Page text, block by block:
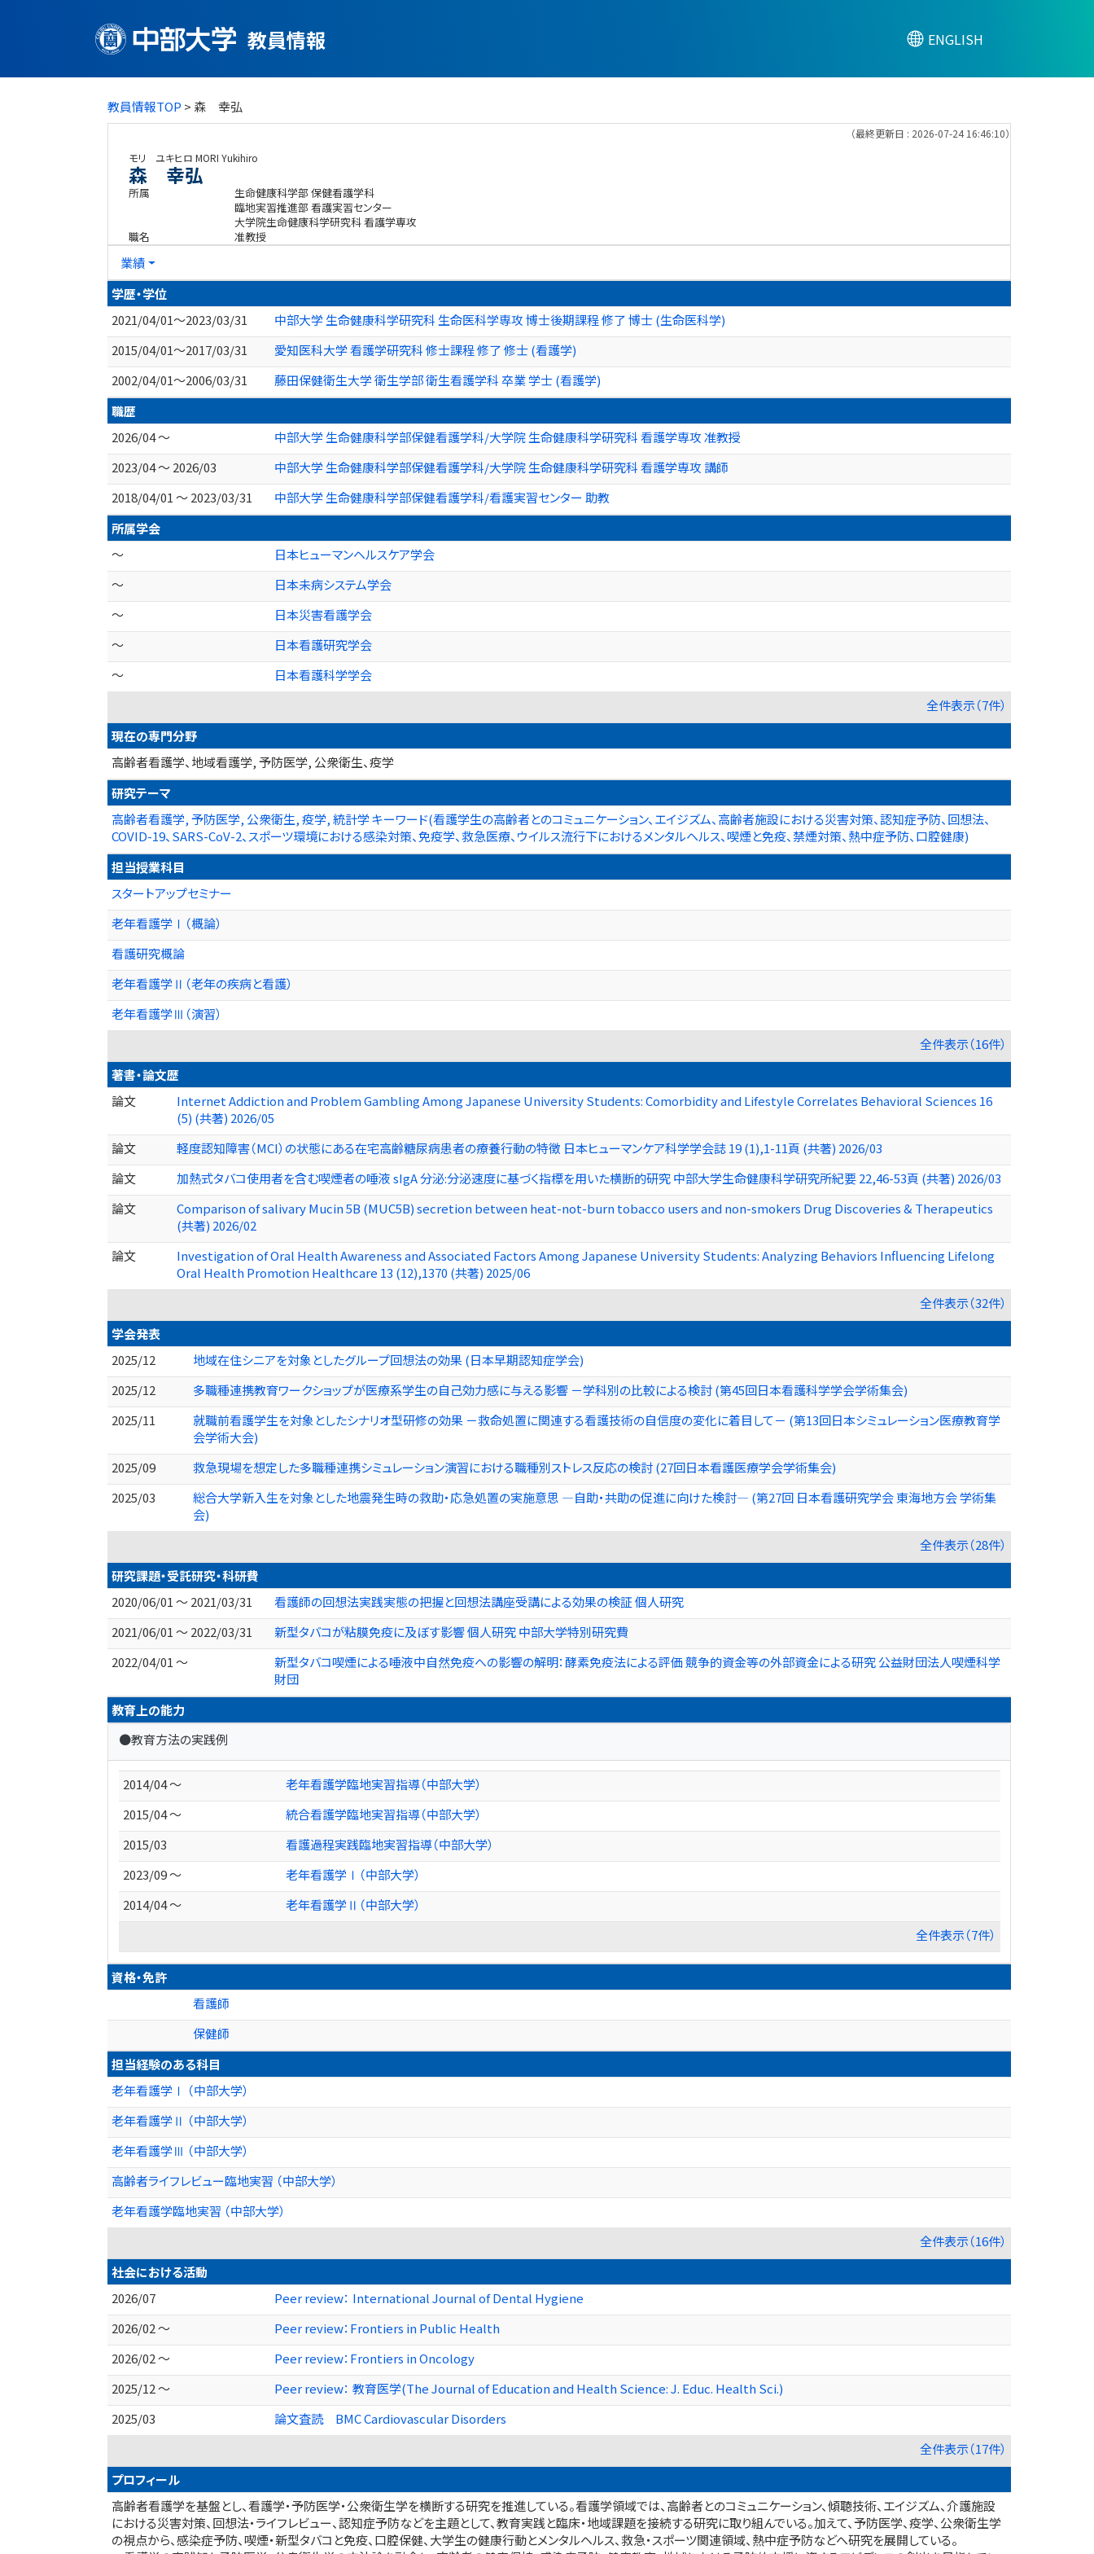
教員情報 ENGLISH
教員情報TOP > 森 幸弘
（最終更新日 : 2026-07-24 16:46:10）
モリ ユキヒロ MORI Yukihiro
森 幸弘
所属
生命健康科学部 保健看護学科
臨地実習推進部 看護実習センター
大学院生命健康科学研究科 看護学専攻
職名
准教授
業績
学歴・学位
2021/04/01～2023/03/31
中部大学 生命健康科学研究科 生命医科学専攻 博士後期課程 修了 博士 (生命医科学)
2015/04/01～2017/03/31
愛知医科大学 看護学研究科 修士課程 修了 修士 (看護学)
2002/04/01～2006/03/31
藤田保健衛生大学 衛生学部 衛生看護学科 卒業 学士 (看護学)
職歴
2026/04 ～
中部大学 生命健康科学部保健看護学科/大学院 生命健康科学研究科 看護学専攻 准教授
2023/04 ～ 2026/03
中部大学 生命健康科学部保健看護学科/大学院 生命健康科学研究科 看護学専攻 講師
2018/04/01 ～ 2023/03/31
中部大学 生命健康科学部保健看護学科/看護実習センター 助教
所属学会
～
日本ヒューマンヘルスケア学会
～
日本未病システム学会
～
日本災害看護学会
～
日本看護研究学会
～
日本看護科学学会
全件表示（7件）
現在の専門分野
高齢者看護学、地域看護学, 予防医学, 公衆衛生、疫学
研究テーマ
高齢者看護学, 予防医学, 公衆衛生, 疫学, 統計学 キーワード(看護学生の高齢者とのコミュニケーション、エイジズム、高齢者施設における災害対策、認知症予防、回想法、
COVID-19、SARS-CoV-2、スポーツ環境における感染対策、免疫学、救急医療、ウイルス流行下におけるメンタルヘルス、喫煙と免疫、禁煙対策、熱中症予防、口腔健康)
担当授業科目
スタートアップセミナー
老年看護学Ⅰ（概論）
看護研究概論
老年看護学Ⅱ（老年の疾病と看護）
老年看護学Ⅲ（演習）
全件表示（16件）
著書・論文歴
論文
Internet Addiction and Problem Gambling Among Japanese University Students: Comorbidity and Lifestyle Correlates Behavioral Sciences 16
(5) (共著) 2026/05
論文
軽度認知障害（MCI）の状態にある在宅高齢糖尿病患者の療養行動の特徴 日本ヒューマンケア科学学会誌 19 (1),1-11頁 (共著) 2026/03
論文
加熱式タバコ使用者を含む喫煙者の唾液 sIgA 分泌:分泌速度に基づく指標を用いた横断的研究 中部大学生命健康科学研究所紀要 22,46-53頁 (共著) 2026/03
論文
Comparison of salivary Mucin 5B (MUC5B) secretion between heat-not-burn tobacco users and non-smokers Drug Discoveries & Therapeutics
(共著) 2026/02
論文
Investigation of Oral Health Awareness and Associated Factors Among Japanese University Students: Analyzing Behaviors Influencing Lifelong
Oral Health Promotion Healthcare 13 (12),1370 (共著) 2025/06
全件表示（32件）
学会発表
2025/12
地域在住シニアを対象としたグループ回想法の効果 (日本早期認知症学会)
2025/12
多職種連携教育ワークショップが医療系学生の自己効力感に与える影響 －学科別の比較による検討 (第45回日本看護科学学会学術集会)
2025/11
就職前看護学生を対象としたシナリオ型研修の効果 －救命処置に関連する看護技術の自信度の変化に着目して－ (第13回日本シミュレーション医療教育学
会学術大会)
2025/09
救急現場を想定した多職種連携シミュレーション演習における職種別ストレス反応の検討 (27回日本看護医療学会学術集会)
2025/03
総合大学新入生を対象とした地震発生時の救助・応急処置の実施意思 ―自助・共助の促進に向けた検討― (第27回 日本看護研究学会 東海地方会 学術集
会)
全件表示（28件）
研究課題・受託研究・科研費
2020/06/01 ～ 2021/03/31
看護師の回想法実践実態の把握と回想法講座受講による効果の検証 個人研究
2021/06/01 ～ 2022/03/31
新型タバコが粘膜免疫に及ぼす影響 個人研究 中部大学特別研究費
2022/04/01 ～
新型タバコ喫煙による唾液中自然免疫への影響の解明：酵素免疫法による評価 競争的資金等の外部資金による研究 公益財団法人喫煙科学
財団
教育上の能力
●教育方法の実践例
2014/04 ～
老年看護学臨地実習指導（中部大学）
2015/04 ～
統合看護学臨地実習指導（中部大学）
2015/03
看護過程実践臨地実習指導（中部大学）
2023/09 ～
老年看護学Ⅰ（中部大学）
2014/04 ～
老年看護学Ⅱ（中部大学）
全件表示（7件）
資格・免許
看護師
保健師
担当経験のある科目
老年看護学Ⅰ （中部大学）
老年看護学Ⅱ （中部大学）
老年看護学Ⅲ （中部大学）
高齢者ライフレビュー臨地実習 （中部大学）
老年看護学臨地実習 （中部大学）
全件表示（16件）
社会における活動
2026/07
Peer review： International Journal of Dental Hygiene
2026/02 ～
Peer review：Frontiers in Public Health
2026/02 ～
Peer review：Frontiers in Oncology
2025/12 ～
Peer review： 教育医学(The Journal of Education and Health Science: J. Educ. Health Sci.)
2025/03
論文査読 BMC Cardiovascular Disorders
全件表示（17件）
プロフィール
高齢者看護学を基盤とし、看護学・予防医学・公衆衛生学を横断する研究を推進している。看護学領域では、高齢者とのコミュニケーション、傾聴技術、エイジズム、介護施設
における災害対策、回想法・ライフレビュー、認知症予防などを主題として、教育実践と臨床・地域課題を接続する研究に取り組んでいる。加えて、予防医学、疫学、公衆衛生学
の視点から、感染症予防、喫煙・新型タバコと免疫、口腔保健、大学生の健康行動とメンタルヘルス、救急・スポーツ関連領域、熱中症予防などへ研究を展開している。